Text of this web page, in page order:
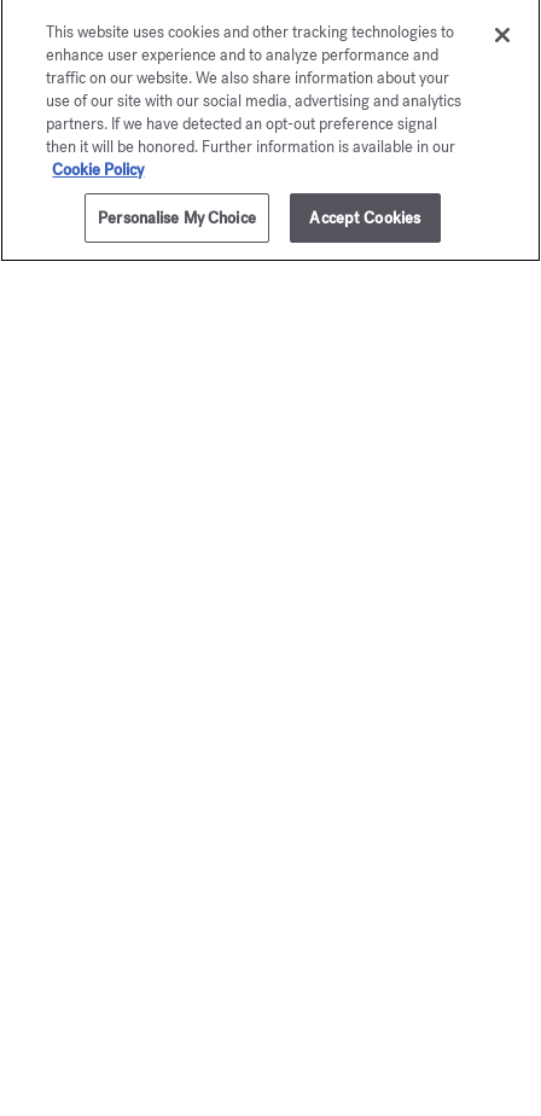
Un consulente è a tua disposizione per telefono allo +33 (0)1
72 95 09 89 lunedì dalle 9.00 alle 19.00 e da martedì a venerdì
dalle 10.00 alle 19.00, o pere-mail
La Maison ti offre
This website uses cookies and other tracking technologies to
enhance user experience and to analyze performance and
traffic on our website. We also share information about your
use of our site with our social media, advertising and analytics
partners. If we have detected an opt-out preference signal
then it will be honored. Further information is available in our
Cookie Policy
Personalise My Choice Accept Cookies